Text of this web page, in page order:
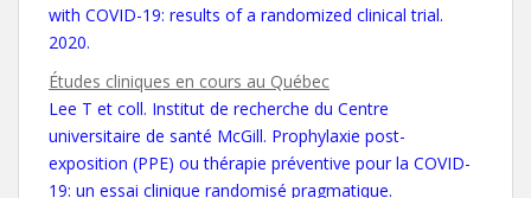
with COVID-19: results of a randomized clinical trial.
2020.
Études cliniques en cours au Québec
Lee T et coll. Institut de recherche du Centre
universitaire de santé McGill. Prophylaxie post-
exposition (PPE) ou thérapie préventive pour la COVID-
19: un essai clinique randomisé pragmatique.